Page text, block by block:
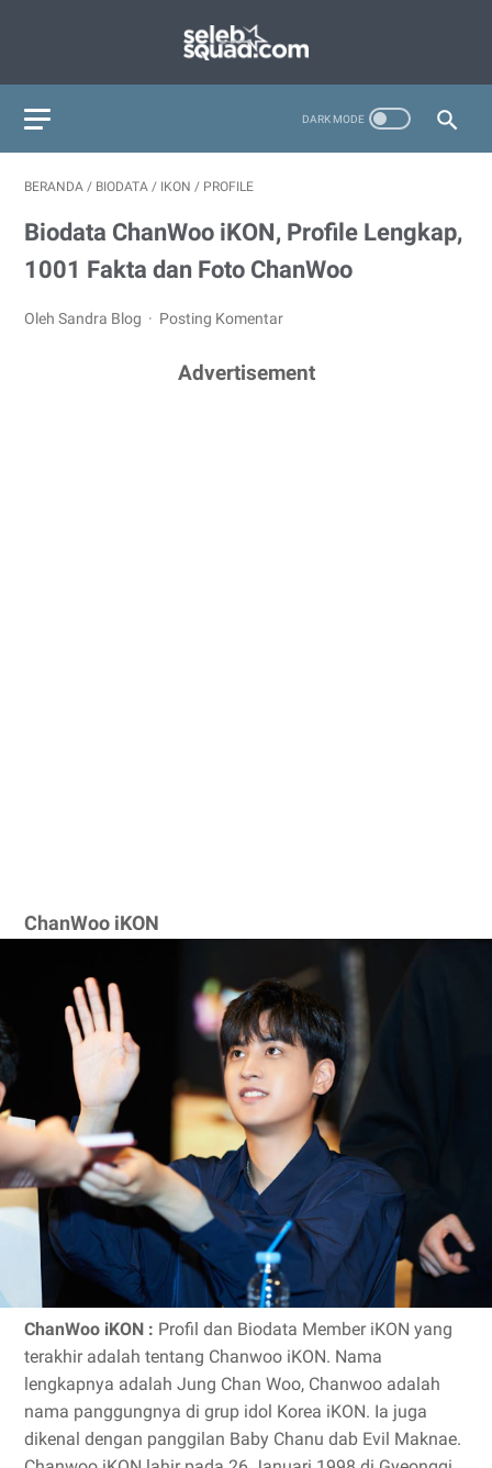
BERANDA / BIODATA / IKON / PROFILE
Biodata ChanWoo iKON, Profile Lengkap,
1001 Fakta dan Foto ChanWoo
Oleh Sandra Blog Posting Komentar
Advertisement
ChanWoo iKON
ChanWoo iKON : Profil dan Biodata Member iKON yang
terakhir adalah tentang Chanwoo iKON. Nama
lengkapnya adalah Jung Chan Woo, Chanwoo adalah
nama panggungnya di grup idol Korea iKON. Ia juga
dikenal dengan panggilan Baby Chanu dab Evil Maknae.